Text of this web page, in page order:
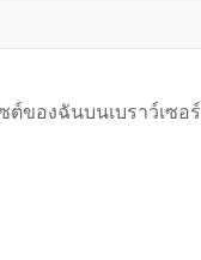
ต์ของฉันบนเบราว์เซ